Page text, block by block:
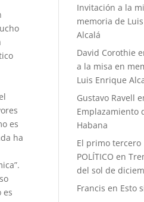
es
ha
es
Invitación a la
memoria de
Alcalá
David Corothie
a la misa en
Luis Enrique
Gustavo Ravell
Emplazamiento
Habana
El primo
POLÍTICO en
del sol de
Francis en Esto